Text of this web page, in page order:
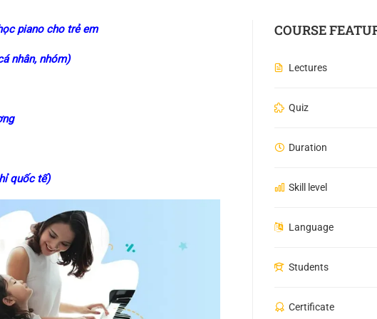
piano cho trẻ em
nhân, nhóm)
quốc tế)
COURSE
Lectures
Quiz
Duration
Skill level
Language
Students
Certificate